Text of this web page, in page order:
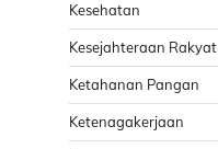
Kesehatan
Kesejahteraan Rakyat
Ketahanan Pangan
Ketenagakerjaan